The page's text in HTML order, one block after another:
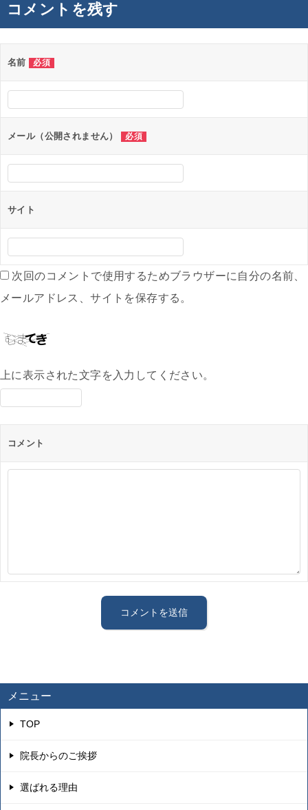
ー
シ
ョ
ン
コメントを残す
名前 必須
メール（公開されません） 必須
サイト
次回のコメントで使用するためブラウザーに自分の名前、
メールアドレス、サイトを保存する。
上に表示された文字を入力してください。
コメント
メニュー
TOP
院長からのご挨拶
選ばれる理由